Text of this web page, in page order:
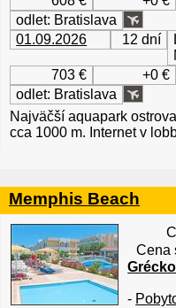
odlet: Bratislava
01.09.2026
12 dní
703 €
+0 €
odlet: Bratislava
Najväčší aquapark
cca 1000 m. Internet v
Memphis Beach
Cena
Grécko
-